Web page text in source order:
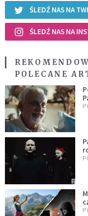
ŚLEDŹ NAS NA
ŚLEDŹ NAS NA
POLECANE